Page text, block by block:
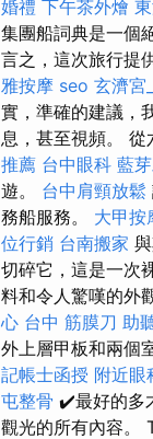
婚禮 下午茶外燴
集團船詞典是一個
言之，這次旅行提
雅按摩 seo 玄濟宮
實，準確的建議，
息，甚至視頻。 從
推薦 台中眼科 藍
遊。 台中肩頸放鬆
務船服務。 大甲按
位行銷 台南搬家
切碎它，這是一次
料和令人驚嘆的外
心 台中 筋膜刀 助
外上層甲板和兩個
記帳士函授 附近眼
屯整骨 ✔️最好的多
觀光的所有內容。